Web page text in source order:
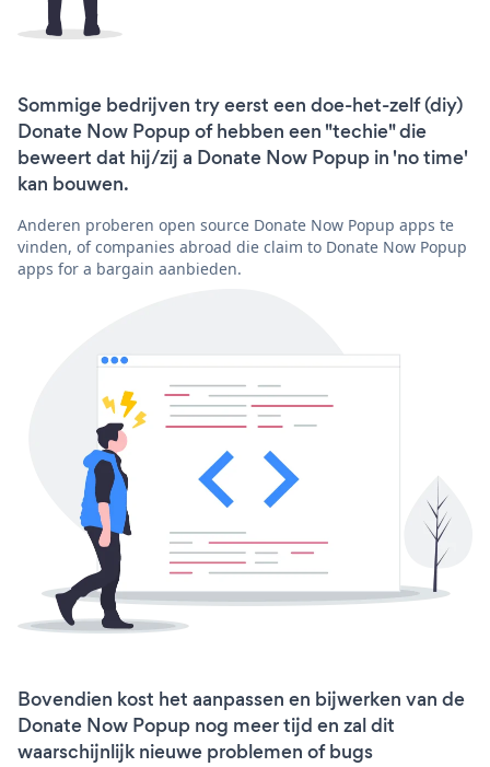
Sommige bedrijven try eerst een doe-het-zelf (diy)
Donate Now Popup of hebben een "techie" die
beweert dat hij/zij a Donate Now Popup in 'no time'
kan bouwen.
Anderen proberen open source Donate Now Popup apps te
vinden, of companies abroad die claim to Donate Now Popup
apps for a bargain aanbieden.
Bovendien kost het aanpassen en bijwerken van de
Donate Now Popup nog meer tijd en zal dit
waarschijnlijk nieuwe problemen of bugs